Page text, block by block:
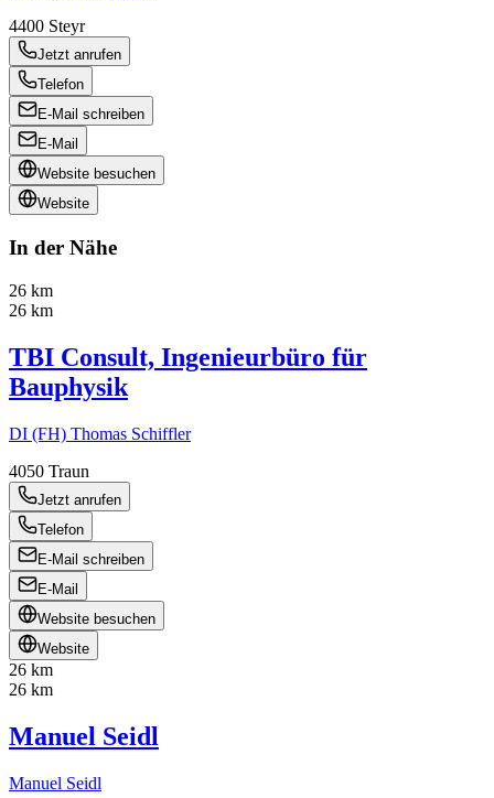
4400 Steyr
Jetzt anrufen
Telefon
E-Mail schreiben
E-Mail
Website besuchen
Website
In der Nähe
26 km
26 km
TBI Consult, Ingenieurbüro für
Bauphysik
DI (FH) Thomas Schiffler
4050 Traun
Jetzt anrufen
Telefon
E-Mail schreiben
E-Mail
Website besuchen
Website
26 km
26 km
Manuel Seidl
Manuel Seidl